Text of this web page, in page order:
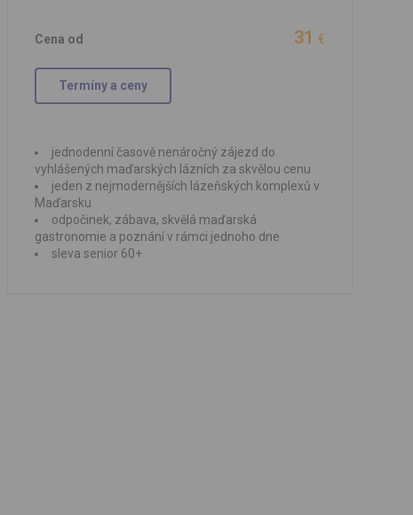
Cena od 31€
Termíny a ceny
jednodenní časově nenáročný zájezd do
vyhlášených maďarských lázních za skvělou cenu
jeden z nejmodernějších lázeňských komplexů v
Maďarsku
odpočinek, zábava, skvělá maďarská
gastronomie a poznání v rámci jednoho dne
sleva senior 60+